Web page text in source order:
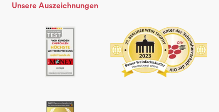
Unsere Auszeichnungen